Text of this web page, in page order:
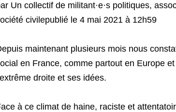
Un collectif de militant·e·s politiques,
civilepublié le 4 mai 2021 à 12h59
maintenant plusieurs mois nous
en France, comme partout en Europe
droite et ses idées.
à ce climat de haine, raciste et